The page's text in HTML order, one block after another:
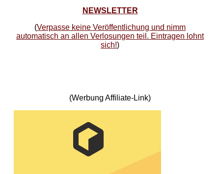
NEWSLETTER
(Verpasse keine Veröffentlichung und nimm
automatisch an allen Verlosungen teil. Eintragen lohnt
sich!)
(Werbung Affiliate-Link)